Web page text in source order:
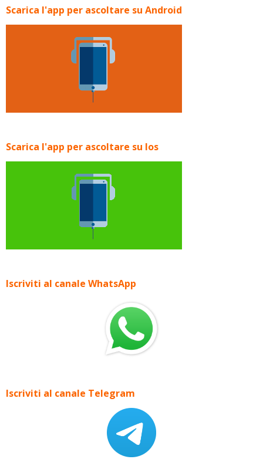
Scarica l'app per ascoltare su Android
Scarica l'app per ascoltare su Ios
Iscriviti al canale WhatsApp
Iscriviti al canale Telegram